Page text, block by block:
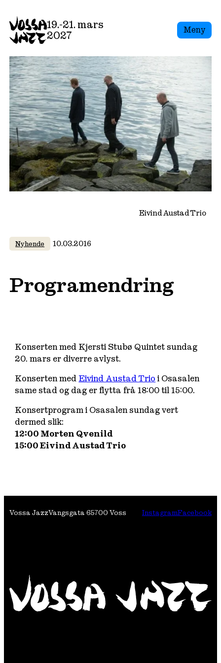
to
content
19.-21. mars
2027
Meny
Eivind Austad Trio
Nyhende 10.03.2016
Programendring
Konserten med Kjersti Stubø Quintet sundag
20. mars er diverre avlyst.
Konserten medEivind Austad Trio i Osasalen
same stad og dag er flytta frå 18:00 til 15:00.
Konsertprogram i Osasalen sundag vert
dermed slik:
12:00 Morten Qvenild
15:00 Eivind Austad Trio
Vossa JazzVangsgata 65700 Voss InstagramFacebook